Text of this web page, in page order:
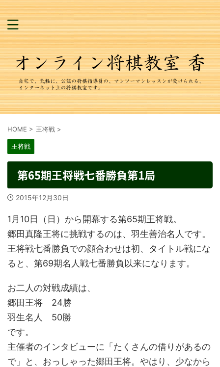
HOME > 王将戦 >
王将戦
第65期王将戦七番勝負第1局
2015年12月30日
1月10日（日）から開幕する第65期王将戦。
郷田真隆王将に挑戦するのは、羽生善治名人です。
王将戦七番勝負での顔合わせは初、タイトル戦にな
ると、第69期名人戦七番勝負以来になります。
お二人の対戦成績は、
郷田王将 24勝
羽生名人 50勝
です。
主催者のインタビューに「たくさんの借りがあるの
で」と、おっしゃった郷田王将。やはり、少なから